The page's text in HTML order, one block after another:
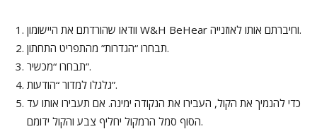
וודאו שהורדתם את היישומון W&H BeHear וחיברתם אותו לאוזנייה.
תבחרו “הגדרות” מהתפריט התחתון.
תבחרו “מכשיר”.
גלגלו למדור “הודעות”.
כדי להנמיך את הקול, העבירו את הנקודה ימינה. אם תעבירו אותו עד
הסוף סמל הרמקול יחליף צבע והקול ידומם.